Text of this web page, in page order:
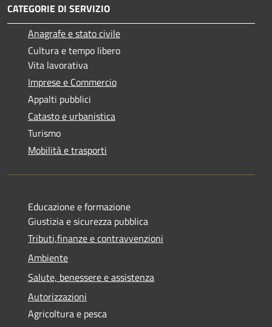
CATEGORIE DI SERVIZIO
Anagrafe e stato civile
Cultura e tempo libero
Vita lavorativa
Imprese e Commercio
Appalti pubblici
Catasto e urbanistica
Turismo
Mobilità e trasporti
Educazione e formazione
Giustizia e sicurezza pubblica
Tributi,finanze e contravvenzioni
Ambiente
Salute, benessere e assistenza
Autorizzazioni
Agricoltura e pesca